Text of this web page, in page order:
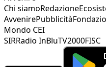
Chi siamoRedazione
AvvenirePubblicità
Mondo CEI
SIRRadio InBluTV2000FISC